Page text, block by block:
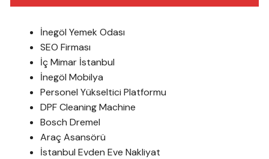
İnegöl Yemek Odası
SEO Firması
İç Mimar İstanbul
İnegöl Mobilya
Personel Yükseltici Platformu
DPF Cleaning Machine
Bosch Dremel
Araç Asansörü
İstanbul Evden Eve Nakliyat